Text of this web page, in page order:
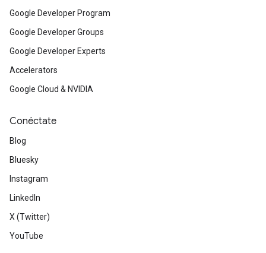
Google Developer Program
Google Developer Groups
Google Developer Experts
Accelerators
Google Cloud & NVIDIA
Conéctate
Blog
Bluesky
Instagram
LinkedIn
X (Twitter)
YouTube